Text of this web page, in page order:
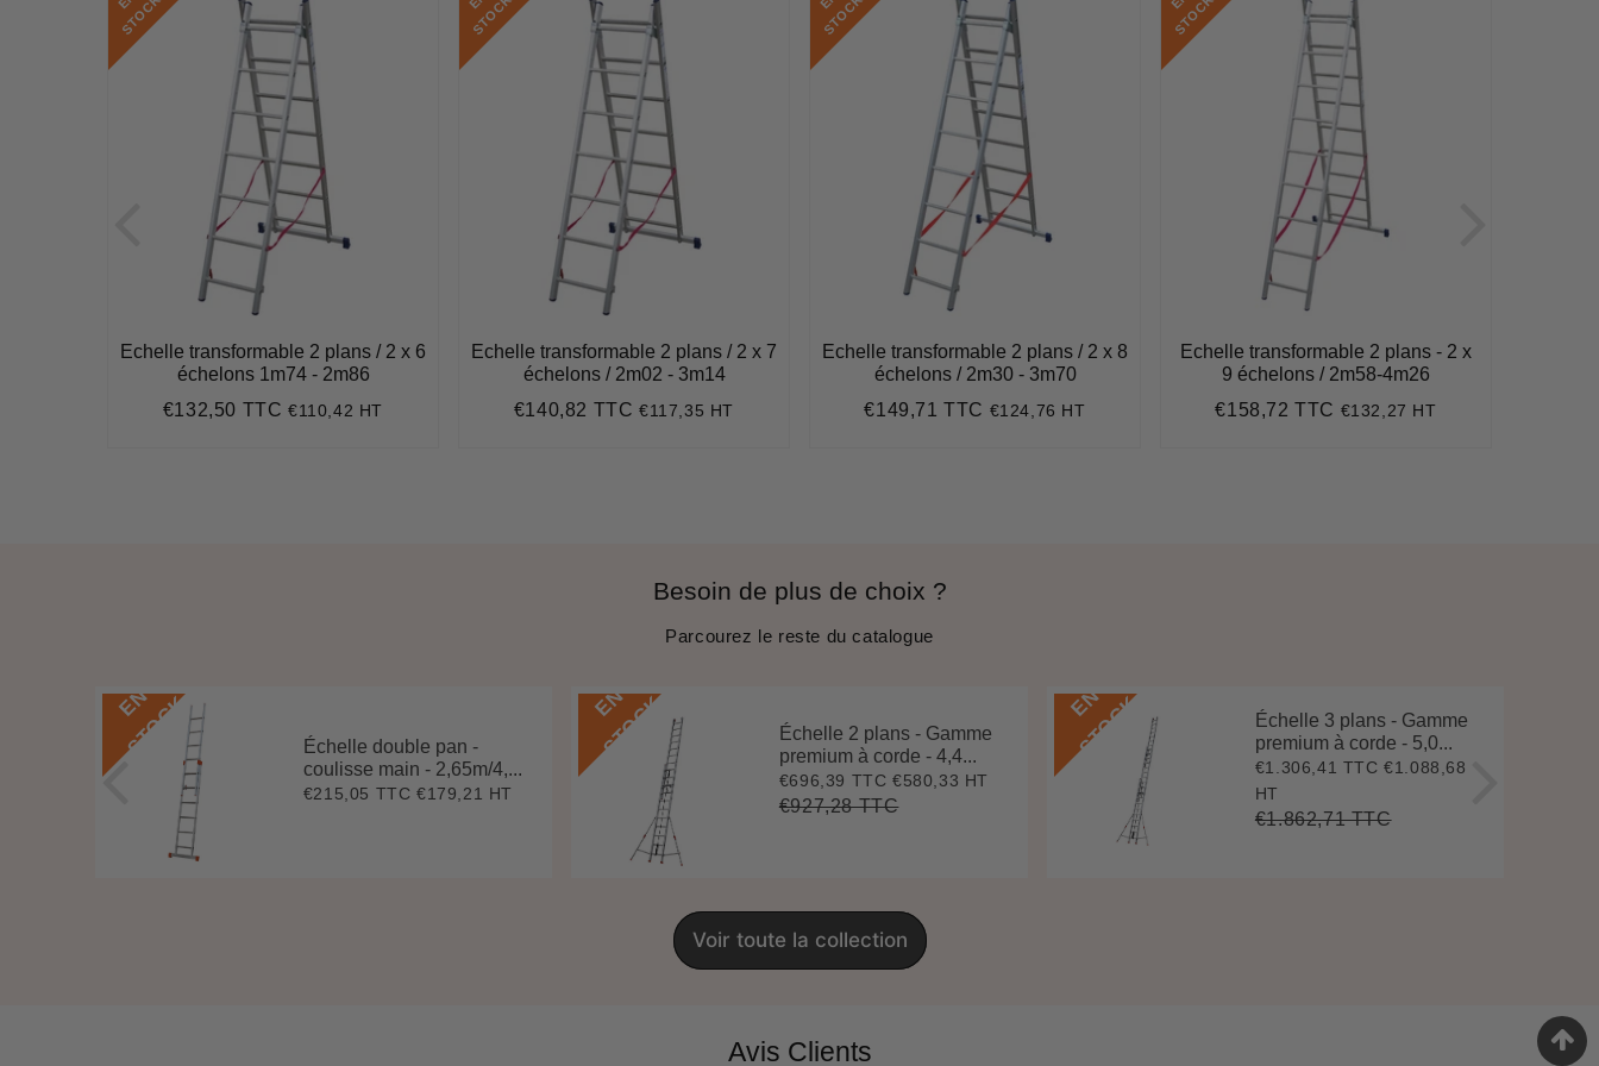
K
Echelle transformable 2 plans / 2 x 6
échelons 1m74 - 2m86
Prix
€132,50 TTC€132,50
€110,42 HT
K
Echelle transformable 2 plans / 2 x 7
échelons / 2m02 - 3m14
Prix
€140,82 TTC€140,82
€117,35 HT
K
Echelle transformable 2 plans / 2 x 8
échelons / 2m30 - 3m70
Prix
€149,71 TTC €149,71
€124,76 HT
K
Echelle transformable 2 plans - 2 x
9 échelons / 2m58-4m26
Prix
€158,72 TTC €158,72
€132,27 HT
Besoin de plus de choix ?
Parcourez le reste du catalogue
E
N
S
T
O
C
K
Échelle double pan -
coulisse main - 2,65m/4,...
Prix
€215,05 TTC €215,05
€179,21 HT
E
N
S
T
O
C
K
Échelle 2 plans - Gamme
premium à corde - 4,4...
Prix
réduit
€696,39 TTC €696,39
€580,33 HT
Prix
€927,28 TTC€927,28
E
N
S
T
O
C
K
Échelle 3 plans - Gamme
premium à corde - 5,0...
Prix
réduit
€1.306,41 TTC€1.306,41
€1.088,68
HT
Prix
€1.862,71 TTC€1.862,71
Voir toute la collection
Avis Clients